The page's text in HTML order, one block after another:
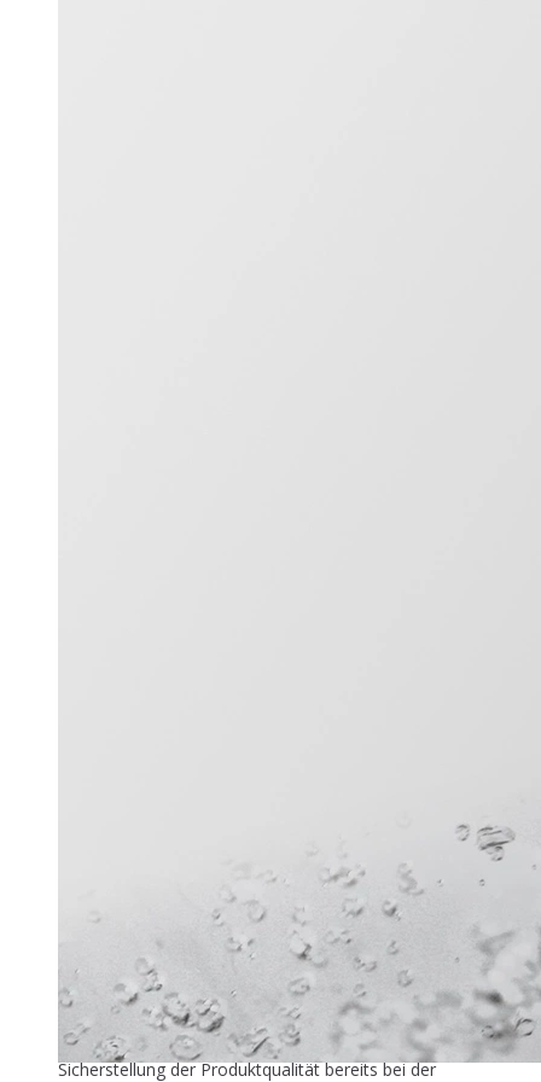
Zuver­läs­si­ge Füllstandmessung
26. Mai 2026
In der industriellen Speiseeisproduktion beginnt die
Sicherstellung der Produktqualität bereits bei der